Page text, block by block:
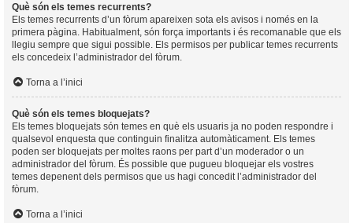
Què són els temes recurrents?
Els temes recurrents d’un fòrum apareixen sota els avisos i només en la
primera pàgina. Habitualment, són força importants i és recomanable que els
llegiu sempre que sigui possible. Els permisos per publicar temes recurrents
els concedeix l’administrador del fòrum.
Torna a l’inici
Què són els temes bloquejats?
Els temes bloquejats són temes en què els usuaris ja no poden respondre i
qualsevol enquesta que continguin finalitza automàticament. Els temes
poden ser bloquejats per moltes raons per part d’un moderador o un
administrador del fòrum. És possible que pugueu bloquejar els vostres
temes depenent dels permisos que us hagi concedit l’administrador del
fòrum.
Torna a l’inici